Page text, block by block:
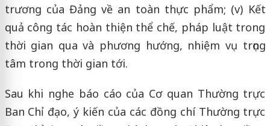
trương của Đảng về an toàn thực phẩm; (v) Kết
quả công tác hoàn thiện thể chế, pháp luật trong
thời gian qua và phương hướng, nhiệm vụ trọng
tâm trong thời gian tới.
Sau khi nghe báo cáo của Cơ quan Thường trực
Ban Chỉ đạo, ý kiến của các đồng chí Thường trực